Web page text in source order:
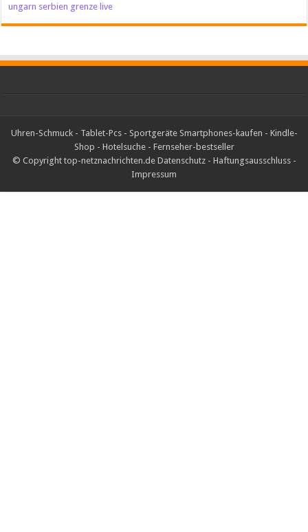
ungarn serbien grenze live
Uhren-Schmuck- Tablet-Pcs- Sportgeräte Smartphones-kaufen - Kindle-
Shop - Hotelsuche- Fernseher-bestseller
© Copyright top-netznachrichten.de Datenschutz- Haftungsausschluss-
Impressum